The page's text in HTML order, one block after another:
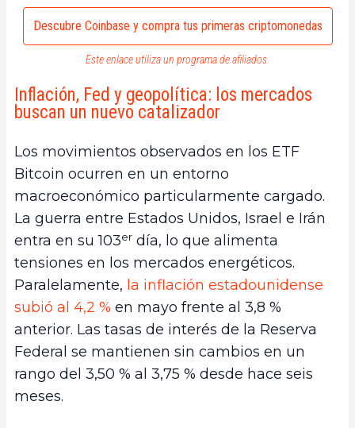
Descubre Coinbase y compra tus primeras criptomonedas
Este enlace utiliza un programa de afiliados.
Inflación, Fed y geopolítica: los mercados
buscan un nuevo catalizador
Los movimientos observados en los ETF
Bitcoin ocurren en un entorno
macroeconómico particularmente cargado.
La guerra entre Estados Unidos, Israel e Irán
entra en su 103er día, lo que alimenta
tensiones en los mercados energéticos.
Paralelamente, la inflación estadounidense
subió al 4,2 % en mayo frente al 3,8 %
anterior. Las tasas de interés de la Reserva
Federal se mantienen sin cambios en un
rango del 3,50 % al 3,75 % desde hace seis
meses.